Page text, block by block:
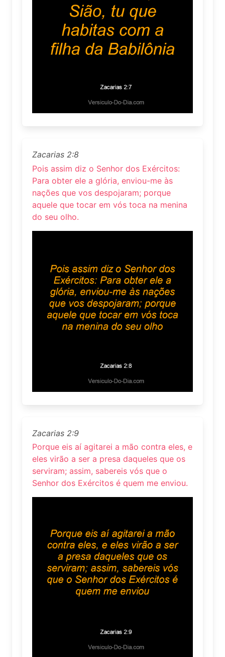
Zacarias 2:8
Pois assim diz o Senhor dos Exércitos:
Para obter ele a glória, enviou-me às
nações que vos despojaram; porque
aquele que tocar em vós toca na menina
do seu olho.
Zacarias 2:9
Porque eis aí agitarei a mão contra eles, e
eles virão a ser a presa daqueles que os
serviram; assim, sabereis vós que o
Senhor dos Exércitos é quem me enviou.